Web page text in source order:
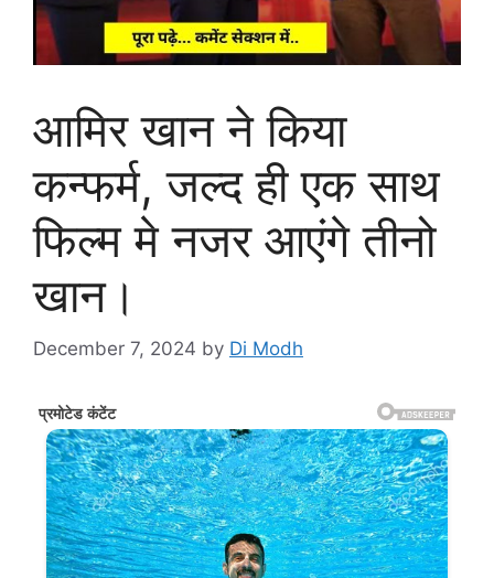
आमिर खान ने किया
कन्फर्म, जल्द ही एक साथ
फिल्म मे नजर आएंगे तीनो
खान।
December 7, 2024 by Di Modh